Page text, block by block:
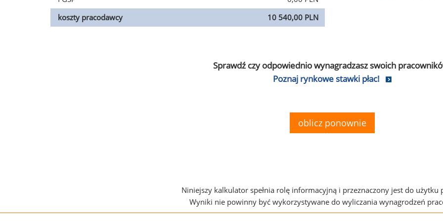
koszty pracodawcy
10 540,00 PLN
Sprawdź czy odpowiednio wynagradzasz swoich
Poznaj rynkowe stawki płac!
oblicz ponownie
Niniejszy kalkulator spełnia rolę informacyjną i przeznaczony jest do użytku
Wyniki nie powinny być wykorzystywane do wyliczania wynagrodzeń